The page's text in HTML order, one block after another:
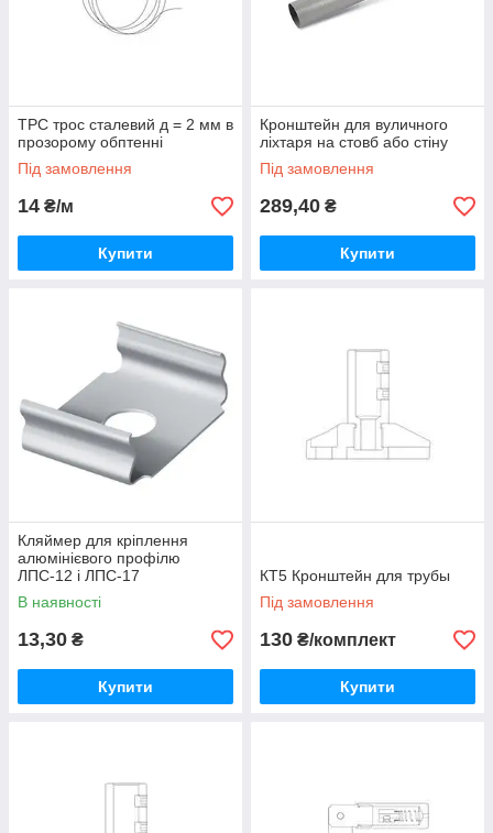
ТРС трос сталевий д = 2 мм в
прозорому обптенні
Під замовлення
14 ₴/м
Купити
Кронштейн для вуличного
ліхтаря на стовб або стіну
Під замовлення
289,40 ₴
Купити
Кляймер для кріплення
алюмінієвого профілю
ЛПС-12 і ЛПС-17
В наявності
13,30 ₴
Купити
КТ5 Кронштейн для трубы
Під замовлення
130 ₴/комплект
Купити